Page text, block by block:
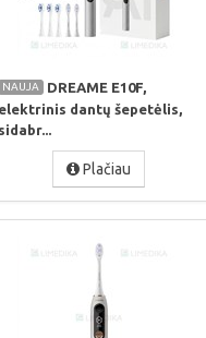
NAUJA
DREAME E10F,
elektrinis dantų šepetėlis,
sidabr...
Plačiau